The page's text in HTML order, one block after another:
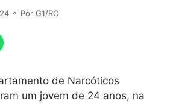
⚬ Por G1/RO
de Narcóticos
um jovem de 24 anos, na